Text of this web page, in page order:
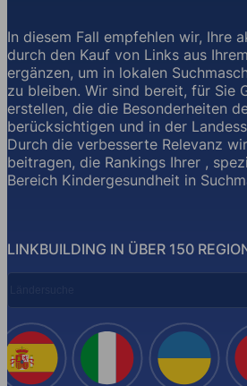
LINKBUILDING IN ÜBER 150
In diesem Fall empfehlen wir, Ihre
durch den Kauf von Links aus
ergänzen, um in lokalen
zu bleiben. Wir sind bereit, für Sie
erstellen, die die Besonderheiten
berücksichtigen und in der
Durch die verbesserte Relevanz
beitragen, die Rankings Ihrer ,
Bereich Kindergesundheit in
Spanien Italien Ukraine